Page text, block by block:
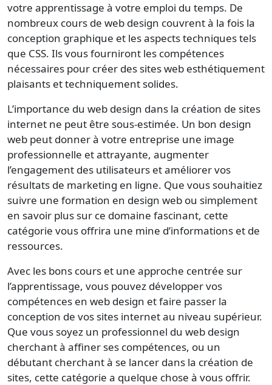
votre apprentissage à votre emploi du temps. De
nombreux cours de web design couvrent à la fois la
conception graphique et les aspects techniques tels
que CSS. Ils vous fourniront les compétences
nécessaires pour créer des sites web esthétiquement
plaisants et techniquement solides.
L’importance du web design dans la création de sites
internet ne peut être sous-estimée. Un bon design
web peut donner à votre entreprise une image
professionnelle et attrayante, augmenter
l’engagement des utilisateurs et améliorer vos
résultats de marketing en ligne. Que vous souhaitiez
suivre une formation en design web ou simplement
en savoir plus sur ce domaine fascinant, cette
catégorie vous offrira une mine d’informations et de
ressources.
Avec les bons cours et une approche centrée sur
l’apprentissage, vous pouvez développer vos
compétences en web design et faire passer la
conception de vos sites internet au niveau supérieur.
Que vous soyez un professionnel du web design
cherchant à affiner ses compétences, ou un
débutant cherchant à se lancer dans la création de
sites, cette catégorie a quelque chose à vous offrir.